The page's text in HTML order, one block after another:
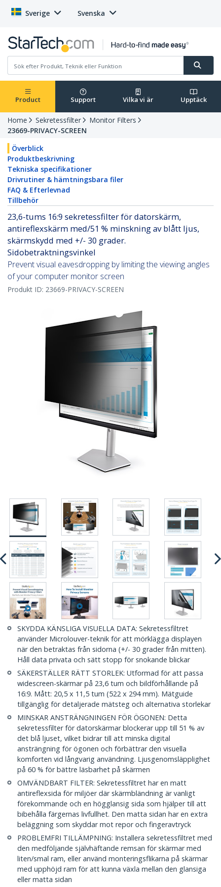
Sverige Svenska
Product Support Vilka vi är Upptäck
Home Sekretessfilter
Monitor Filters
23669-PRIVACY-SCREEN
Överblick
Produktbeskrivning
Tekniska specifikationer
Drivrutiner & hämtningsbara filer
FAQ & Efterlevnad
Tillbehör
23,6-tums 16:9 sekretessfilter för datorskärm,
antireflexskärm med/51 % minskning av blått ljus,
skärmskydd med +/- 30 grader.
Sidobetraktningsvinkel
Prevent visual eavesdropping by limiting the viewing angles
of your computer monitor screen
Produkt ID: 23669-PRIVACY-SCREEN
SKYDDA KÄNSLIGA VISUELLA DATA: Sekretessfiltret
använder Microlouver-teknik för att mörklägga displayen
när den betraktas från sidorna (+/- 30 grader från mitten).
Håll data privata och sätt stopp för snokande blickar
SÄKERSTÄLLER RÄTT STORLEK: Utformad för att passa
widescreen-skärmar på 23,6 tum och bildförhållande på
16:9. Mått: 20,5 x 11,5 tum (522 x 294 mm). Mätguide
tillgänglig för detaljerade mätsteg och alternativa storlekar
MINSKAR ANSTRÄNGNINGEN FÖR ÖGONEN: Detta
sekretessfilter för datorskärmar blockerar upp till 51 % av
det blå ljuset, vilket bidrar till att minska digital
ansträngning för ögonen och förbättrar den visuella
komforten vid långvarig användning. Ljusgenomsläpplighet
på 60 % för bättre läsbarhet på skärmen
OMVÄNDBART FILTER: Sekretessfiltret har en matt
antireflexsida för miljöer där skärmbländning är vanligt
förekommande och en högglansig sida som hjälper till att
bibehålla färgernas livfullhet. Den matta sidan har en extra
beläggning som skyddar mot repor och fingeravtryck
PROBLEMFRI TILLÄMPNING: Installera sekretessfiltret med
den medföljande självhäftande remsan för skärmar med
liten/smal ram, eller använd monteringsflikarna på skärmar
med upphöjd ram för att kunna växla mellan den glansiga
eller matta sidan